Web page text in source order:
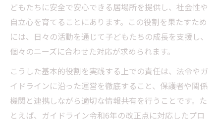
どもたちに安全で安心できる居場所を提供し、社会性や
自立心を育てることにあります。この役割を果たすため
には、日々の活動を通じて子どもたちの成長を支援し、
個々のニーズに合わせた対応が求められます。
こうした基本的役割を実践する上での責任は、法令やガ
イドラインに沿った運営を徹底すること、保護者や関係
機関と連携しながら適切な情報共有を行うことです。た
とえば、ガイドライン令和6年の改正点に対応したプロ